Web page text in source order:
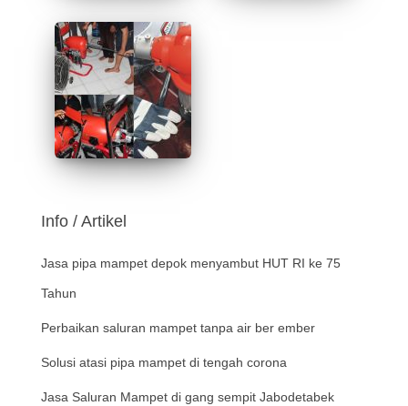
Info / Artikel
Jasa pipa mampet depok menyambut HUT RI ke 75
Tahun
Perbaikan saluran mampet tanpa air ber ember
Solusi atasi pipa mampet di tengah corona
Jasa Saluran Mampet di gang sempit Jabodetabek